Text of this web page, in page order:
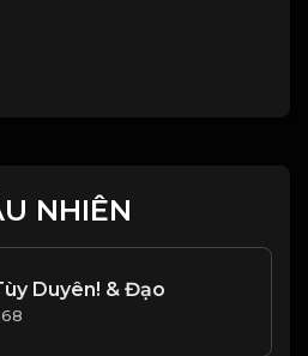
NHIÊN
Duyên! & Đạo